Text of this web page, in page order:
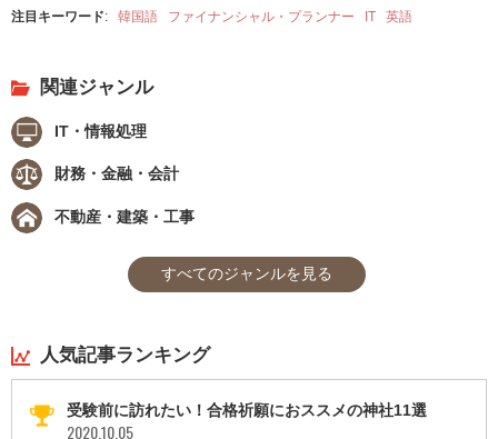
注目キーワード: 韓国語 ファイナンシャル・プランナー IT 英語
関連ジャンル
IT・情報処理
財務・金融・会計
不動産・建築・工事
すべてのジャンルを見る
人気記事ランキング
受験前に訪れたい！合格祈願におススメの神社11選
2020.10.05